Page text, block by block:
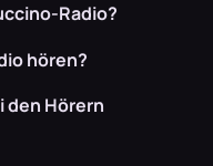
Radio?
hören?
den Hörern